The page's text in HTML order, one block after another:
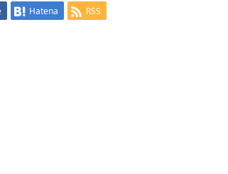
Hatena RSS